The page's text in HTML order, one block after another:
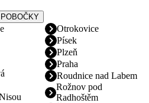
Otrokovice
Písek
Plzeň
Praha
Roudnice nad Labem
Rožnov pod
Radhoštěm